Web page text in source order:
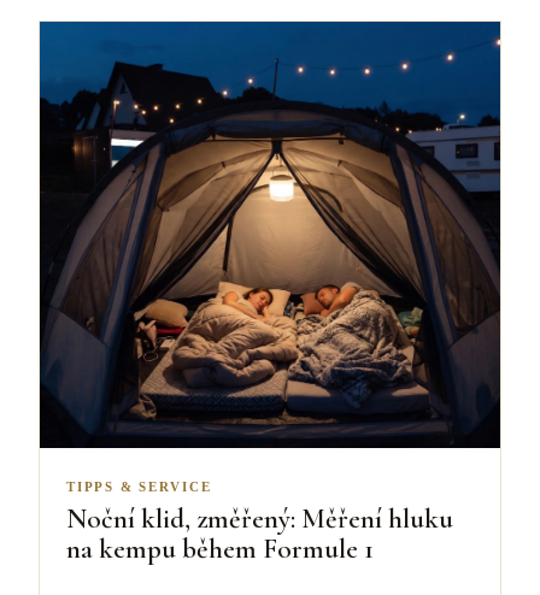
TIPPS & SERVICE
Noční klid, změřený: Měření hluku
na kempu během Formule 1